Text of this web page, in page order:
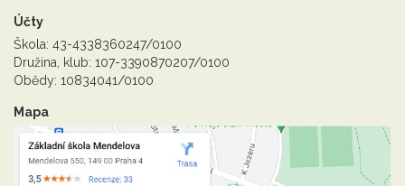
Účty
Škola: 43-4338360247/0100
Družina, klub: 107-3390870207/0100
Obědy: 10834041/0100
Mapa